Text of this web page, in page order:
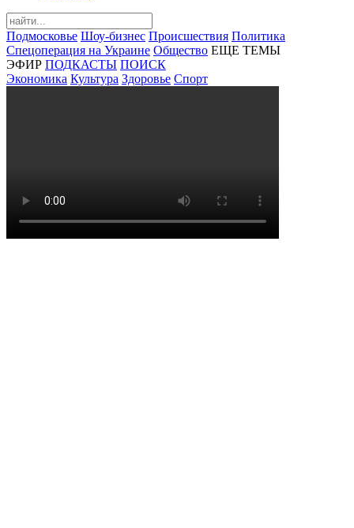
Подмосковье Шоу-бизнес Происшествия Политика
Спецоперация на Украине Общество ЕЩЕ ТЕМЫ
ЭФИР ПОДКАСТЫ ПОИСК
Экономика Культура Здоровье Спорт